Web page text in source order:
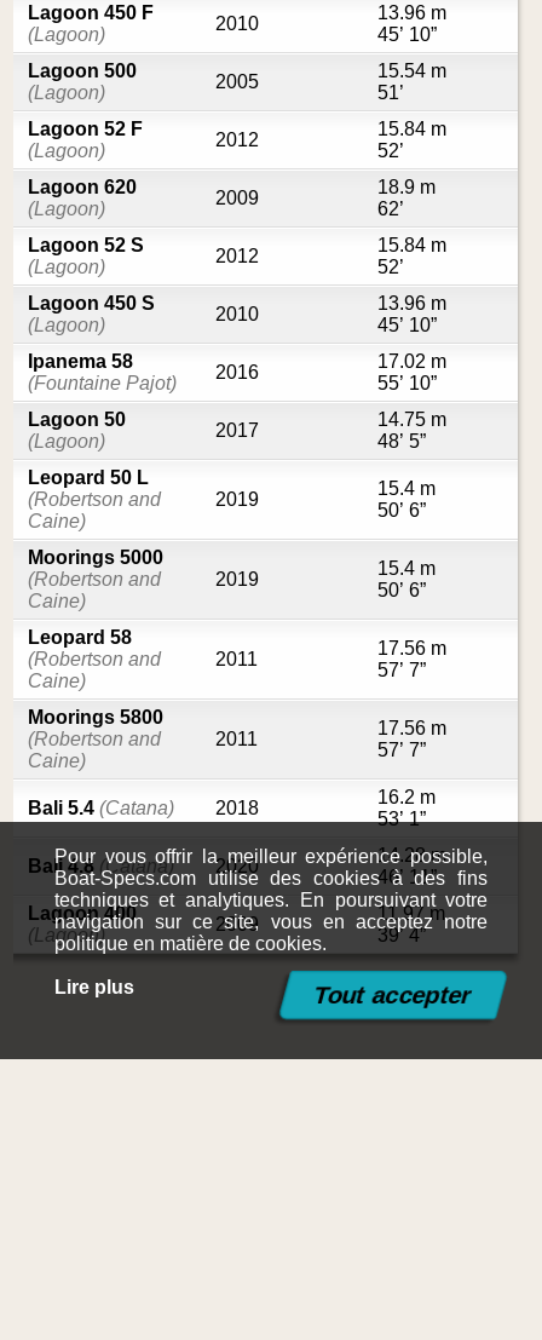
Lagoon 450 F
(Lagoon)
2010
13.96 m
45’ 10”
Lagoon 500
(Lagoon)
2005
15.54 m
51’
Lagoon 52 F
(Lagoon)
2012
15.84 m
52’
Lagoon 620
(Lagoon)
2009
18.9 m
62’
Lagoon 52 S
(Lagoon)
2012
15.84 m
52’
Lagoon 450 S
(Lagoon)
2010
13.96 m
45’ 10”
Ipanema 58
(Fountaine Pajot)
2016
17.02 m
55’ 10”
Lagoon 50
(Lagoon)
2017
14.75 m
48’ 5”
Leopard 50 L
(Robertson and
Caine)
2019
15.4 m
50’ 6”
Moorings 5000
(Robertson and
Caine)
2019
15.4 m
50’ 6”
Leopard 58
(Robertson and
Caine)
2011
17.56 m
57’ 7”
Moorings 5800
(Robertson and
Caine)
2011
17.56 m
57’ 7”
Bali 5.4(Catana) 2018
16.2 m
53’ 1”
Bali 4.8 (Catana) 2020
14.28 m
46’ 11”
Lagoon 400
(Lagoon)
2009
11.97 m
39’ 4”
Pour vous offrir la meilleur expérience possible,
Boat-Specs.com utilise des cookies à des fins
techniques et analytiques. En poursuivant votre
navigation sur ce site, vous en acceptez notre
politique en matière de cookies.
Lire plus